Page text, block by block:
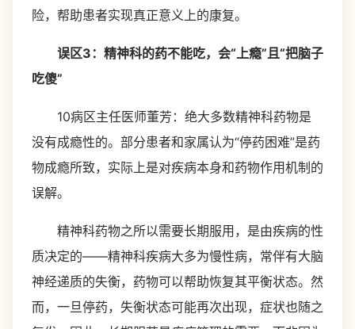
险，帮助患者实现真正意义上的康复。
误区3：精神科的药不能吃，会“上瘾”且“把脑子
吃傻”
10病区主任医师董芳：绝大多数精神科药物是
没有成瘾性的。部分患者和家属认为“停药困难”是药
物成瘾所致，实际上是对疾病本身和药物作用机制的
误解。
精神科药物之所以需要长期服用，是由疾病的性
质决定的——精神科疾病大多为慢性病，常伴有大脑
神经递质的失衡，药物可以帮助恢复其平衡状态。然
而，一旦停药，失衡状态可能再次出现，症状也随之